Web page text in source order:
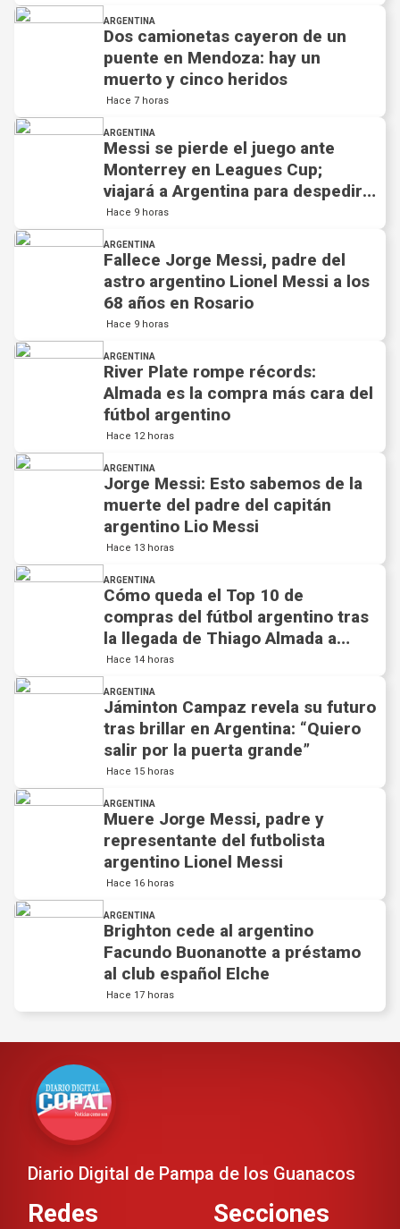
ARGENTINA
Dos camionetas cayeron de un
puente en Mendoza: hay un
muerto y cinco heridos
Hace 7 horas
ARGENTINA
Messi se pierde el juego ante
Monterrey en Leagues Cup;
viajará a Argentina para despedir a
su padre
Hace 9 horas
ARGENTINA
Fallece Jorge Messi, padre del
astro argentino Lionel Messi a los
68 años en Rosario
Hace 9 horas
ARGENTINA
River Plate rompe récords:
Almada es la compra más cara del
fútbol argentino
Hace 12 horas
ARGENTINA
Jorge Messi: Esto sabemos de la
muerte del padre del capitán
argentino Lio Messi
Hace 13 horas
ARGENTINA
Cómo queda el Top 10 de
compras del fútbol argentino tras
la llegada de Thiago Almada a
River
Hace 14 horas
ARGENTINA
Jáminton Campaz revela su futuro
tras brillar en Argentina: “Quiero
salir por la puerta grande”
Hace 15 horas
ARGENTINA
Muere Jorge Messi, padre y
representante del futbolista
argentino Lionel Messi
Hace 16 horas
ARGENTINA
Brighton cede al argentino
Facundo Buonanotte a préstamo
al club español Elche
Hace 17 horas
Diario Digital de Pampa de los Guanacos
Redes Secciones